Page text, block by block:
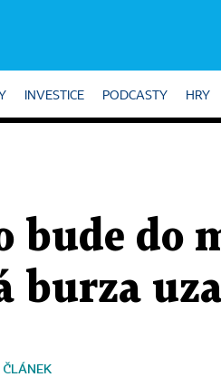
INVESTICE PODCASTY HRY
do
burza
ČLÁNEK